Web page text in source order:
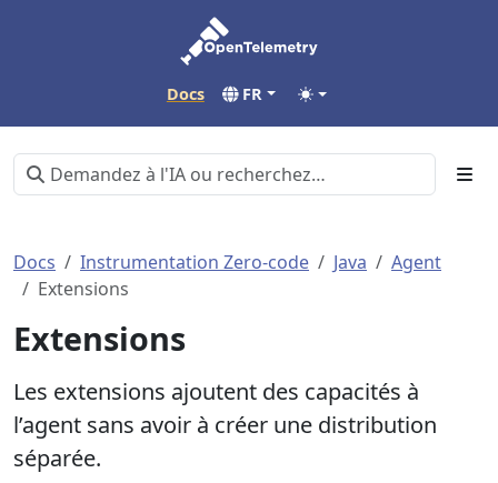
Docs FR
Docs Instrumentation Zero-code Java
Agent
Extensions
Extensions
Les extensions ajoutent des capacités à
l’agent sans avoir à créer une distribution
séparée.